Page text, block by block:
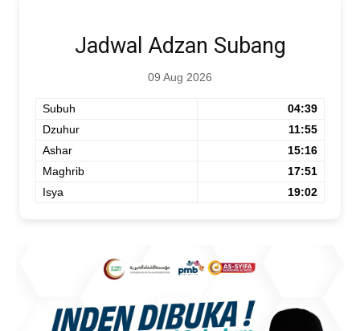
Jadwal Adzan Subang
09 Aug 2026
Subuh
04:39
Dzuhur
11:55
Ashar
15:16
Maghrib
17:51
Isya
19:02